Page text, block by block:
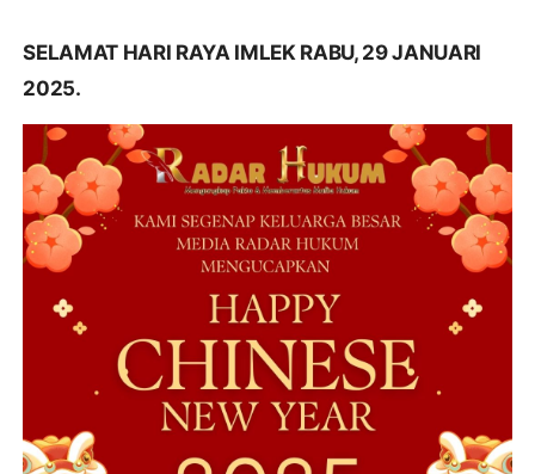
SELAMAT HARI RAYA IMLEK RABU, 29 JANUARI
2025.